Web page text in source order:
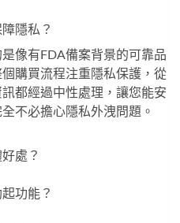
隱私？
像有FDA備案背景的可靠品
購買流程注重隱私保護，從
都經過中性處理，讓您能安
不必擔心隱私外洩問題。
處？
功能？